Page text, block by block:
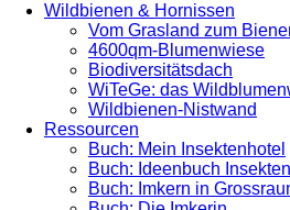
Wildbienen & Hornissen
Vom Grasland zum
4600qm-Blumenwiese
Biodiversitätsdach
WiTeGe: das
Wildbienen-Nistwand
Ressourcen
Buch: Mein Insektenhotel
Buch: Ideenbuch
Buch: Imkern in